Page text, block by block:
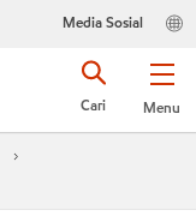
Media Sosial
Menu
Cari